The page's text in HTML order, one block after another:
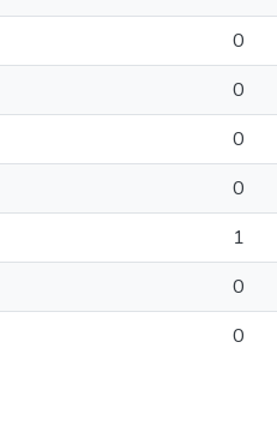
0
0
0
0
1
0
0